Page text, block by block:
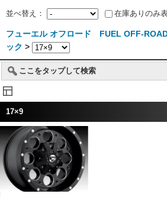
並べ替え： 在庫ありのみ
フューエル オフロード FUEL OFF-
ック >
ここをタップして検索
17×9